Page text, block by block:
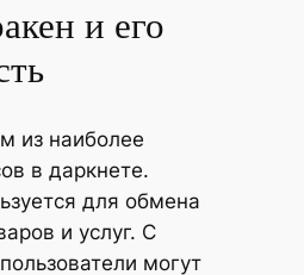
и его
из наиболее
в даркнете.
для обмена
и услуг. С
могут